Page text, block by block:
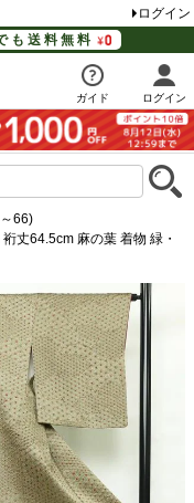
ログイン
も送料無料
ガイド ログイン
66)
丈64.5cm 麻の葉 着物 緑・